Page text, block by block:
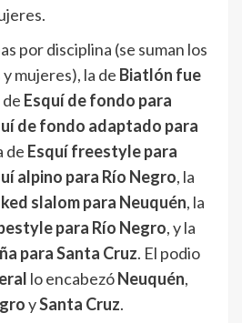
por disciplina (se suman los
mujeres), la de Biatlón fue
de Esquí de fondo para
de fondo adaptado para
de Esquí freestyle para
alpino para Río Negro, la
slalom para Neuquén, la
para Río Negro, y la
para Santa Cruz. El podio
lo encabezóNeuquén,
ySanta Cruz.